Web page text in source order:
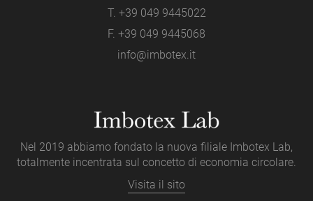
T. +39 049 9445022
F. +39 049 9445068
info@imbotex.it
Nel 2019 abbiamo fondato la nuova filiale Imbotex Lab,
totalmente incentrata sul concetto di economia circolare.
Visita il sito